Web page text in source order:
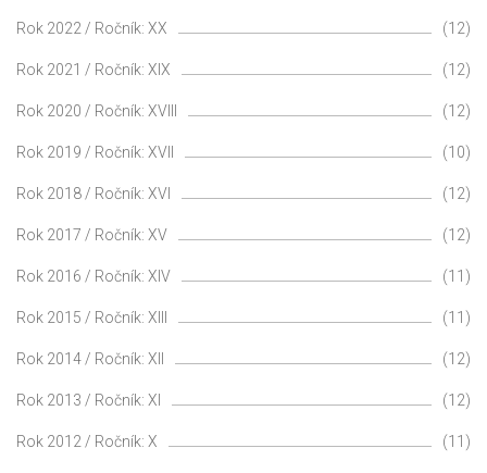
Rok 2022 / Ročník: XX (12)
Rok 2021 / Ročník: XIX (12)
Rok 2020 / Ročník: XVIII (12)
Rok 2019 / Ročník: XVII (10)
Rok 2018 / Ročník: XVI (12)
Rok 2017 / Ročník: XV (12)
Rok 2016 / Ročník: XIV (11)
Rok 2015 / Ročník: XIII (11)
Rok 2014 / Ročník: XII (12)
Rok 2013 / Ročník: XI (12)
Rok 2012 / Ročník: X (11)